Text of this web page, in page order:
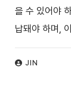
JIN
을 수 있어야
납돼야 하며,